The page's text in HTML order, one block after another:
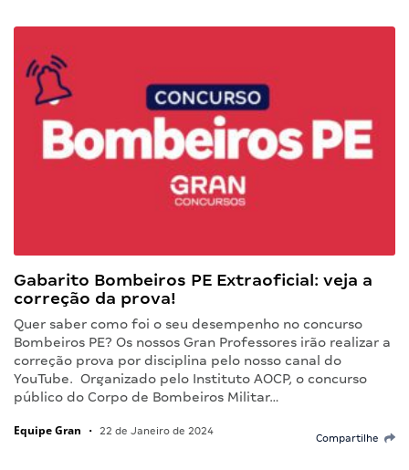
Gabarito Bombeiros PE Extraoficial: veja a
correção da prova!
Quer saber como foi o seu desempenho no concurso
Bombeiros PE? Os nossos Gran Professores irão realizar a
correção prova por disciplina pelo nosso canal do
YouTube. Organizado pelo Instituto AOCP, o concurso
público do Corpo de Bombeiros Militar…
Equipe Gran • 22 de Janeiro de 2024
Compartilhe